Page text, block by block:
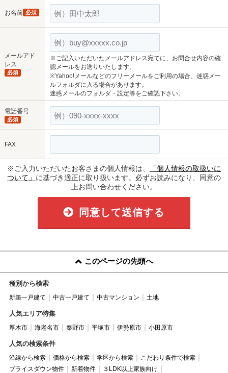
お名前 必須
メールアド
レス
必須
※ご記入いただいたメールアドレス宛てに、お問合せ内容の確
認メールをお送りいたします。
※Yahoo!メールなどのフリーメールをご利用の場合、迷惑メー
ルフォルダに入る場合があります。
迷惑メールのフォルダ・設定等をご確認下さい。
電話番号
必須
FAX
※ご入力いただいたお客さまの個人情報は、
「個人情報の取扱いに
ついて」 に基づき適正に取り扱います。必ずお読みになり、同意の
上お問い合わせください。
同意して送信する
このページの先頭へ
種別から検索
新築一戸建て 中古一戸建て 中古マンション 土地
人気エリア特集
厚木市 海老名市 秦野市 平塚市 伊勢原市 小田原市
人気の検索条件
沿線から検索 価格から検索 学区から検索
こだわり条件で検索
プライスダウン物件
新着物件
３LDK以上家族向け